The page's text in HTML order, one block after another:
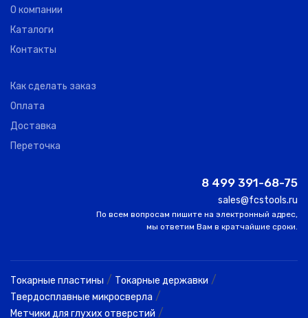
О компании
Каталоги
Контакты
Как сделать заказ
Оплата
Доставка
Переточка
8 499 391-68-75
sales@fcstools.ru
По всем вопросам пишите на электронный адрес,
мы ответим Вам в кратчайшие сроки.
Токарные пластины / Токарные державки /
Твердосплавные микросверла /
Метчики для глухих отверстий /